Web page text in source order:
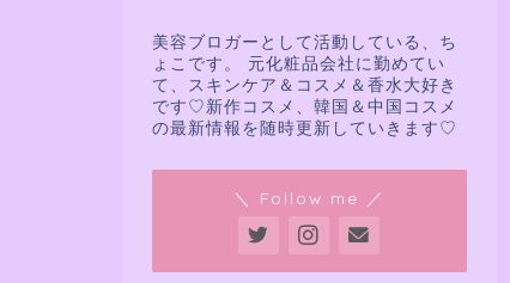
美容ブロガーとして活動している、ち
ょこです。 元化粧品会社に勤めてい
て、スキンケア＆コスメ＆香水大好き
です♡新作コスメ、韓国＆中国コスメ
の最新情報を随時更新していきます♡
＼ Follow me ／